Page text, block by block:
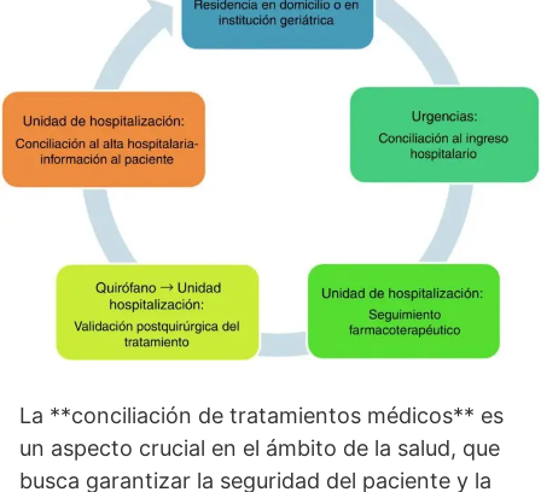
La **conciliación de tratamientos médicos** es
un aspecto crucial en el ámbito de la salud, que
busca garantizar la seguridad del paciente y la